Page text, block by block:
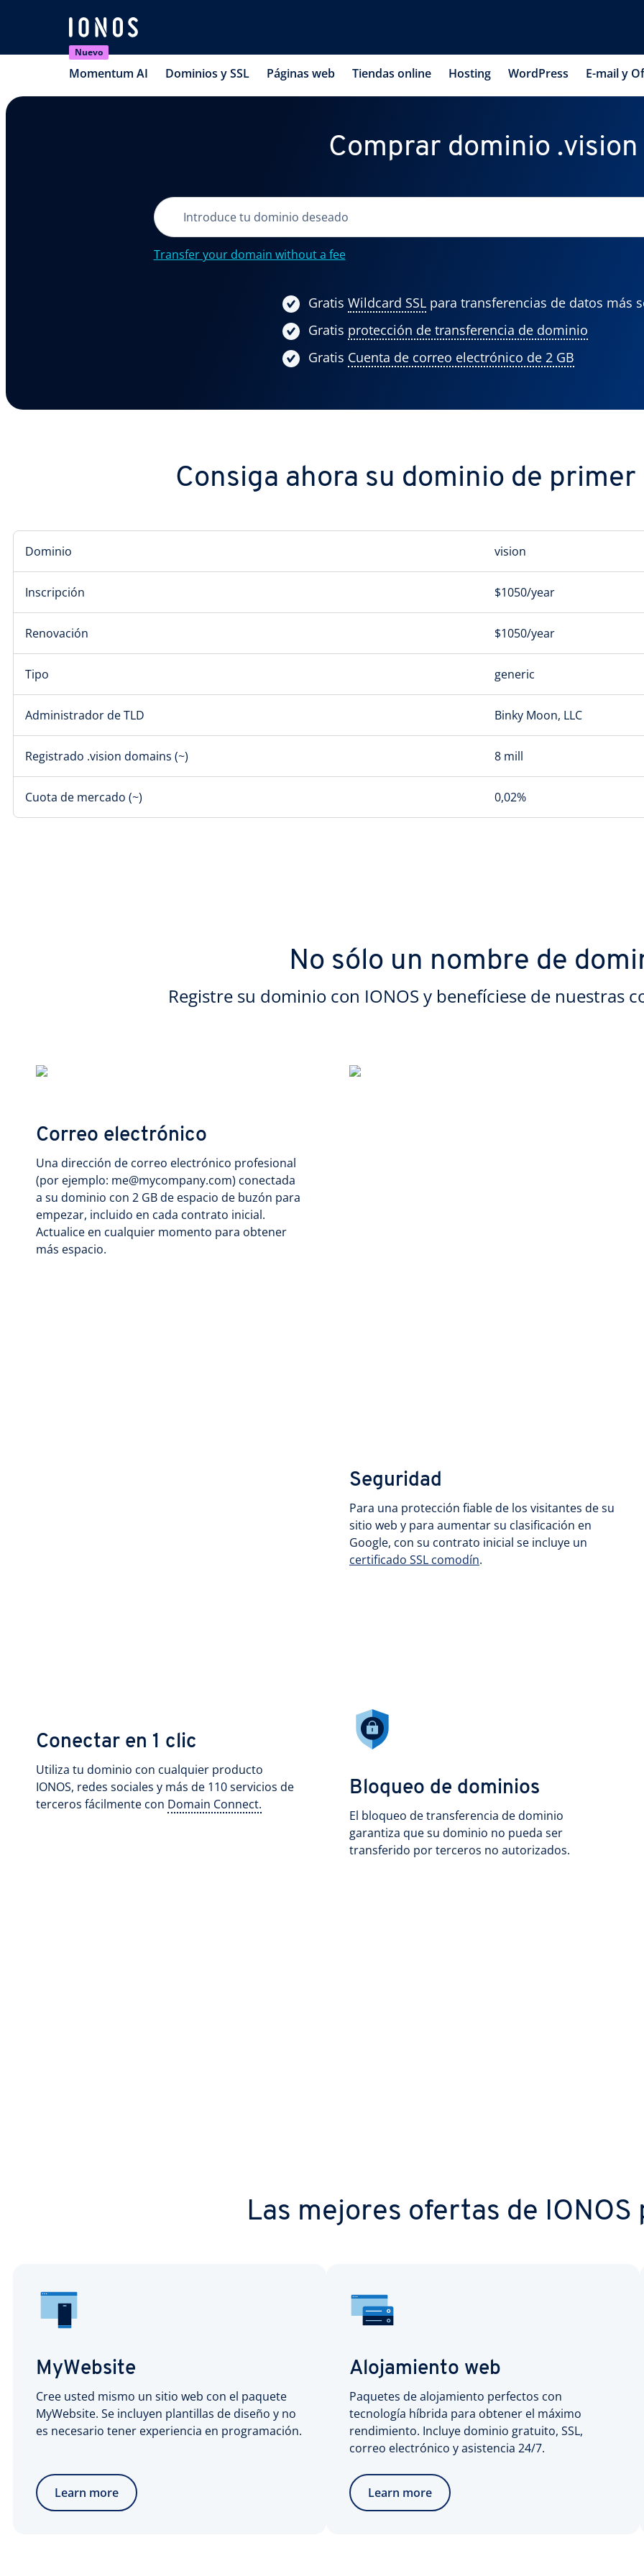
Nuevo
Momentum AI Dominios y SSL Páginas web Tiendas online Hosting WordPress E-mail y
Comprar dominio .vision
Transfer your domain without a fee
Gratis Wildcard SSL para transferencias de datos más
Gratis protección de transferencia de dominio
Gratis Cuenta de correo electrónico de 2 GB
Consiga ahora su dominio de
Dominio vision
Inscripción $1050/year
Renovación $1050/year
Tipo generic
Administrador de TLD Binky Moon, LLC
Registrado .vision domains (~) 8 mill
Cuota de mercado (~) 0,02%
No sólo un nombre de
Registre su dominio con IONOS y benefíciese de nuestras
Correo electrónico
Una dirección de correo electrónico profesional
(por ejemplo: me@mycompany.com) conectada
a su dominio con 2 GB de espacio de buzón para
empezar, incluido en cada contrato inicial.
Actualice en cualquier momento para obtener
más espacio.
Seguridad
Para una protección fiable de los visitantes de su
sitio web y para aumentar su clasificación en
Google, con su contrato inicial se incluye un
certificado SSL comodín.
Conectar en 1 clic
Utiliza tu dominio con cualquier producto
IONOS, redes sociales y más de 110 servicios de
terceros fácilmente con Domain Connect.
Bloqueo de dominios
El bloqueo de transferencia de dominio
garantiza que su dominio no pueda ser
transferido por terceros no autorizados.
Las mejores ofertas de IONOS
MyWebsite
Cree usted mismo un sitio web con el paquete
MyWebsite. Se incluyen plantillas de diseño y no
es necesario tener experiencia en programación.
Learn more
Alojamiento web
Paquetes de alojamiento perfectos con
tecnología híbrida para obtener el máximo
rendimiento. Incluye dominio gratuito, SSL,
correo electrónico y asistencia 24/7.
Learn more